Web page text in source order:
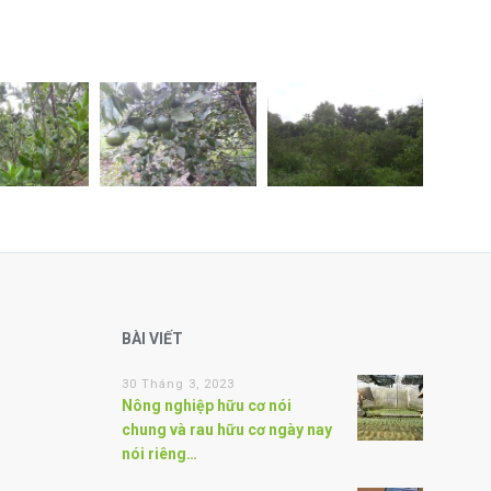
BÀI VIẾT
30 Tháng 3, 2023
Nông nghiệp hữu cơ nói
chung và rau hữu cơ ngày nay
nói riêng…